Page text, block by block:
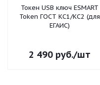
Токен USB ключ ESMART
Token ГОСТ КС1/КС2 (для
ЕГАИС)
2 490руб./шт